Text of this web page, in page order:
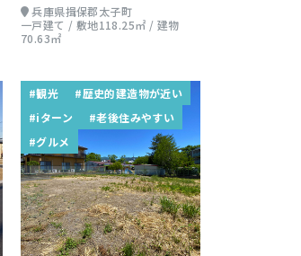
兵庫県揖保郡太子町
一戸建て / 敷地118.25㎡ / 建物
70.63㎡
#観光
#歴史的建造物が近い
#iターン
#老後住みやすい
#グルメ